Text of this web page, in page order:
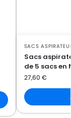
SACS
Sacs
de 5 sacs en
27,60 €